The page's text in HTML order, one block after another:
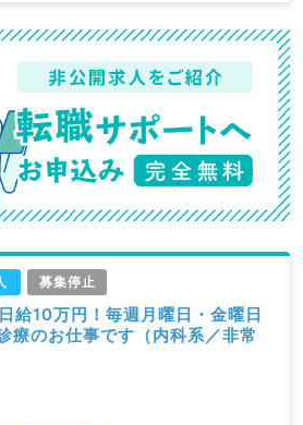
募集停止
給10万円！毎週月曜日・金曜日
のお仕事です（内科系／非常